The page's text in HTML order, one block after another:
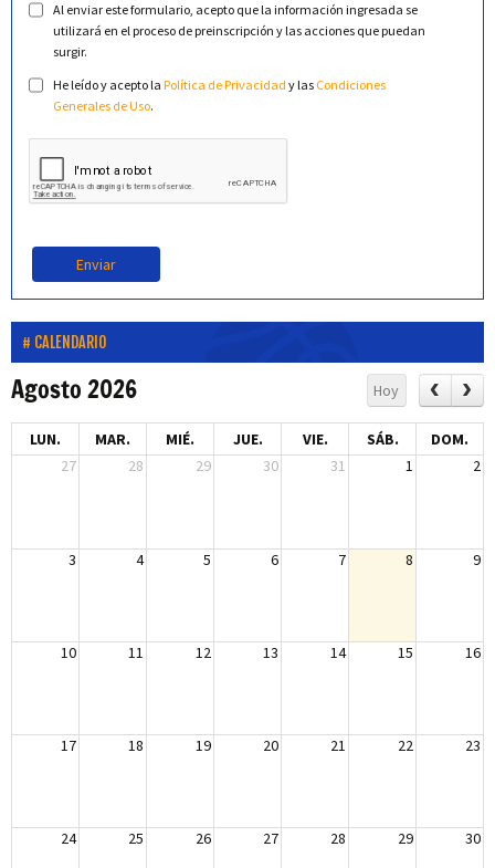
Al enviar este formulario, acepto que la información ingresada se
utilizará en el proceso de preinscripción y las acciones que puedan
surgir.
He leído y acepto la Política de Privacidad y las Condiciones
Generales de Uso.
Enviar
CALENDARIO
Agosto 2026 Hoy
LUN. MAR. MIÉ. JUE. VIE. SÁB.
DOM.
27
28 29 30 31 1 2
3 4 5 6 7 8 9
10 11 12 13 14 15 16
17 18 19 20 21 22 23
24 25 26 27 28 29 30